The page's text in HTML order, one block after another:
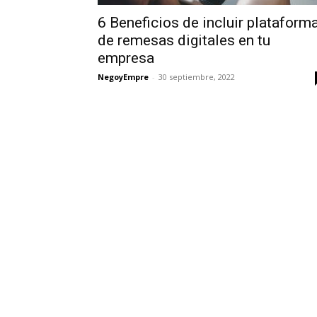
6 Beneficios de incluir
de remesas digitales en tu
empresa
NegoyEmpre - 30 septiembre, 2022